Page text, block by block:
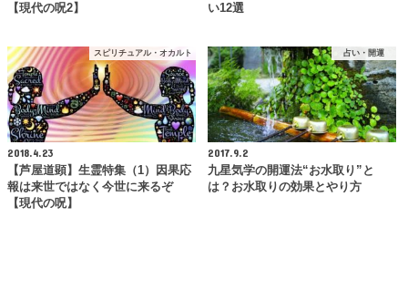
【現代の呪2】
い12選
スピリチュアル・オカルト
2018.4.23
【芦屋道顕】生霊特集（1）因果応
報は来世ではなく今世に来るぞ
【現代の呪】
占い・開運
2017.9.2
九星気学の開運法“お水取り”と
は？お水取りの効果とやり方